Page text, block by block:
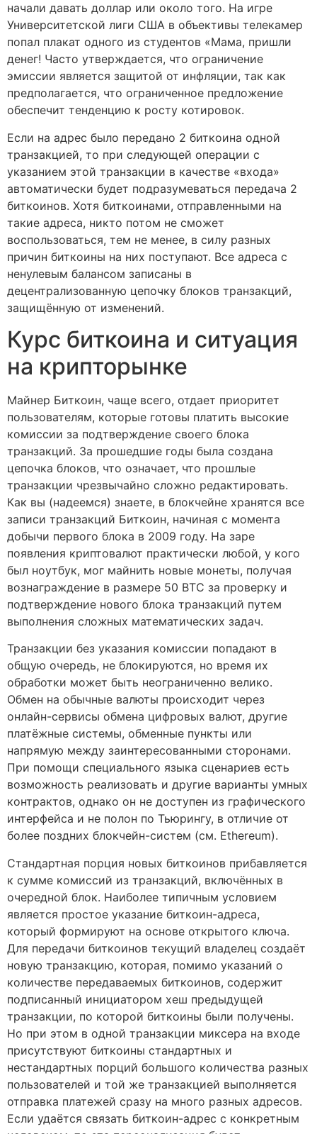
начали давать доллар или около того. На игре
Университетской лиги США в объективы телекамер
попал плакат одного из студентов «Мама, пришли
денег! Часто утверждается, что ограничение
эмиссии является защитой от инфляции, так как
предполагается, что ограниченное предложение
обеспечит тенденцию к росту котировок.
Если на адрес было передано 2 биткоина одной
транзакцией, то при следующей операции с
указанием этой транзакции в качестве «входа»
автоматически будет подразумеваться передача 2
биткоинов. Хотя биткоинами, отправленными на
такие адреса, никто потом не сможет
воспользоваться, тем не менее, в силу разных
причин биткоины на них поступают. Все адреса с
ненулевым балансом записаны в
децентрализованную цепочку блоков транзакций,
защищённую от изменений.
Курс биткоина и ситуация
на крипторынке
Майнер Биткоин, чаще всего, отдает приоритет
пользователям, которые готовы платить высокие
комиссии за подтверждение своего блока
транзакций. За прошедшие годы была создана
цепочка блоков, что означает, что прошлые
транзакции чрезвычайно сложно редактировать.
Как вы (надеемся) знаете, в блокчейне хранятся все
записи транзакций Биткоин, начиная с момента
добычи первого блока в 2009 году. На заре
появления криптовалют практически любой, у кого
был ноутбук, мог майнить новые монеты, получая
вознаграждение в размере 50 BTC за проверку и
подтверждение нового блока транзакций путем
выполнения сложных математических задач.
Транзакции без указания комиссии попадают в
общую очередь, не блокируются, но время их
обработки может быть неограниченно велико.
Обмен на обычные валюты происходит через
онлайн-сервисы обмена цифровых валют, другие
платёжные системы, обменные пункты или
напрямую между заинтересованными сторонами.
При помощи специального языка сценариев есть
возможность реализовать и другие варианты умных
контрактов, однако он не доступен из графического
интерфейса и не полон по Тьюрингу, в отличие от
более поздних блокчейн-систем (см. Ethereum).
Стандартная порция новых биткоинов прибавляется
к сумме комиссий из транзакций, включённых в
очередной блок. Наиболее типичным условием
является простое указание биткоин-адреса,
который формируют на основе открытого ключа.
Для передачи биткоинов текущий владелец создаёт
новую транзакцию, которая, помимо указаний о
количестве передаваемых биткоинов, содержит
подписанный инициатором хеш предыдущей
транзакции, по которой биткоины были получены.
Но при этом в одной транзакции миксера на входе
присутствуют биткоины стандартных и
нестандартных порций большого количества разных
пользователей и той же транзакцией выполняется
отправка платежей сразу на много разных адресов.
Если удаётся связать биткоин-адрес с конкретным